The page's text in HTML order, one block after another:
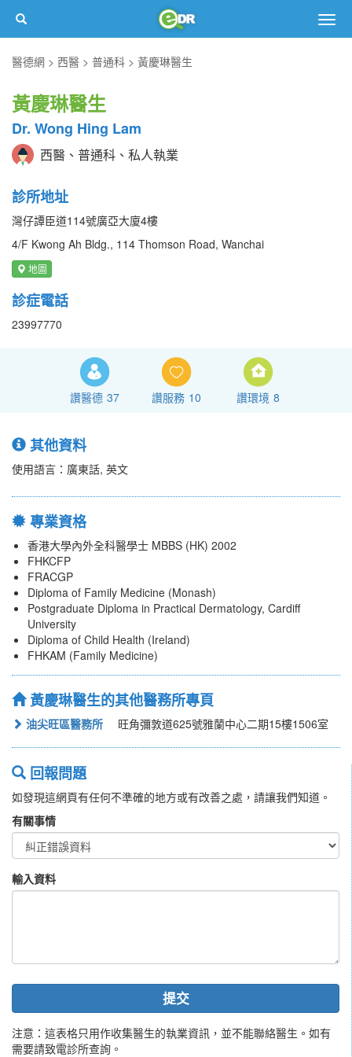
醫德網
西醫 普通科 黃慶琳醫生
黃慶琳醫生
Dr. Wong Hing Lam
西醫、普通科、私人執業
診所地址
灣仔譚臣道114號廣亞大廈4樓
4/F Kwong Ah Bldg., 114 Thomson Road, Wanchai
地圖
診症電話
23997770
讚醫德 37 讚服務 10 讚環境 8
其他資料
使用語言：廣東話, 英文
專業資格
香港大學內外全科醫學士 MBBS (HK) 2002
FHKCFP
FRACGP
Diploma of Family Medicine (Monash)
Postgraduate Diploma in Practical Dermatology, Cardiff
University
Diploma of Child Health (Ireland)
FHKAM (Family Medicine)
黃慶琳醫生的其他醫務所專頁
油尖旺區醫務所 旺角彌敦道625號雅蘭中心二期15樓1506室
回報問題
如發現這網頁有任何不準確的地方或有改善之處，請讓我們知道。
有關事情
輸入資料
提交
注意：這表格只用作收集醫生的執業資訊，並不能聯絡醫生。如有
需要請致電診所查詢。